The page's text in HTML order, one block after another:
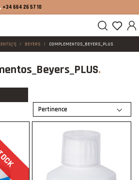
+34 664 26 57 10
BEYERS COMPLEMENTOS_BEYERS_PLUS